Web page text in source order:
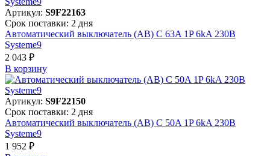
Артикул: S9F22163
Срок поставки: 2 дня
Автоматический выключатель (АВ) C 63A 1P 6kA 230В
Systeme9
2 043 ₽
В корзинy
Артикул: S9F22150
Срок поставки: 2 дня
Автоматический выключатель (АВ) C 50A 1P 6kA 230В
Systeme9
1 952 ₽